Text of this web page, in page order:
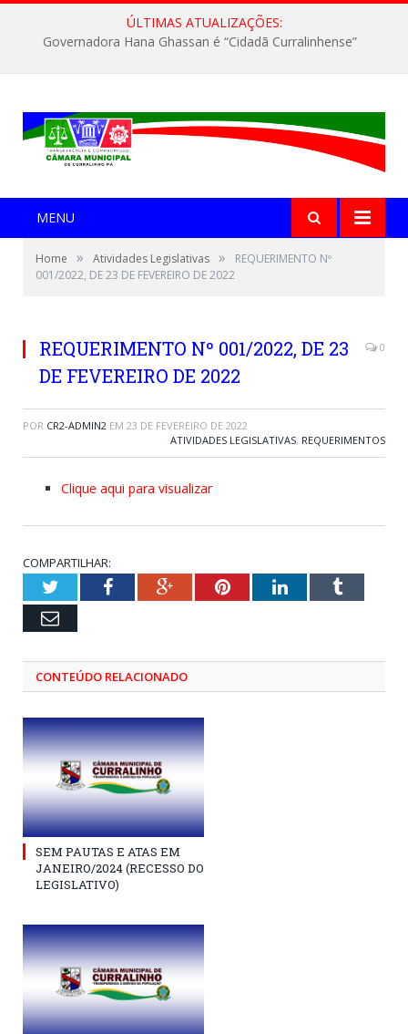
ÚLTIMAS ATUALIZAÇÕES:
Governadora Hana Ghassan é “Cidadã Curralinhense”
MENU
Home » Atividades Legislativas »
REQUERIMENTO Nº
001/2022, DE 23 DE FEVEREIRO DE 2022
REQUERIMENTO Nº 001/2022, DE 23
DE FEVEREIRO DE 2022
0
POR CR2-ADMIN2 EM 23 DE FEVEREIRO DE 2022
ATIVIDADES LEGISLATIVAS, REQUERIMENTOS
Clique aqui para visualizar
COMPARTILHAR:
TwitterFacebookGoogle+PinterestLinkedInTumblr
Email
CONTEÚDO RELACIONADO
SEM PAUTAS E ATAS EM
JANEIRO/2024 (RECESSO DO
LEGISLATIVO)